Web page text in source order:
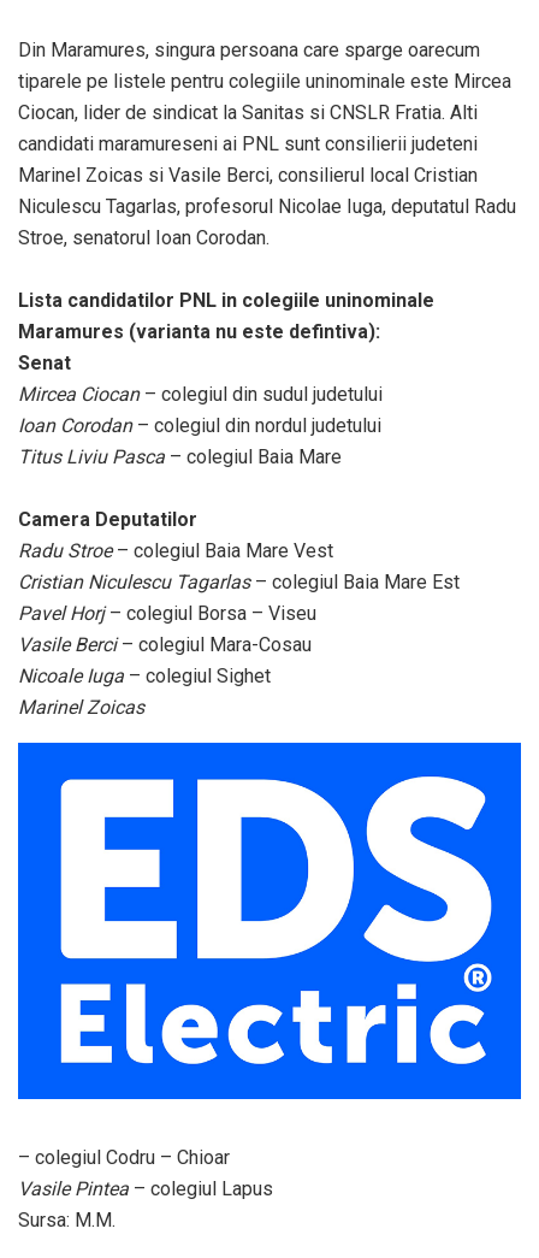
Din Maramures, singura persoana care sparge oarecum
tiparele pe listele pentru colegiile uninominale este Mircea
Ciocan, lider de sindicat la Sanitas si CNSLR Fratia. Alti
candidati maramureseni ai PNL sunt consilierii judeteni
Marinel Zoicas si Vasile Berci, consilierul local Cristian
Niculescu Tagarlas, profesorul Nicolae Iuga, deputatul Radu
Stroe, senatorul Ioan Corodan.
Lista candidatilor PNL in colegiile uninominale
Maramures (varianta nu este defintiva):
Senat
Mircea Ciocan– colegiul din sudul judetului
Ioan Corodan– colegiul din nordul judetului
Titus Liviu Pasca – colegiul Baia Mare
Camera Deputatilor
Radu Stroe– colegiul Baia Mare Vest
Cristian Niculescu Tagarlas– colegiul Baia Mare Est
Pavel Horj– colegiul Borsa – Viseu
Vasile Berci– colegiul Mara-Cosau
Nicoale Iuga – colegiul Sighet
Marinel Zoicas
– colegiul Codru – Chioar
Vasile Pintea – colegiul Lapus
Sursa: M.M.